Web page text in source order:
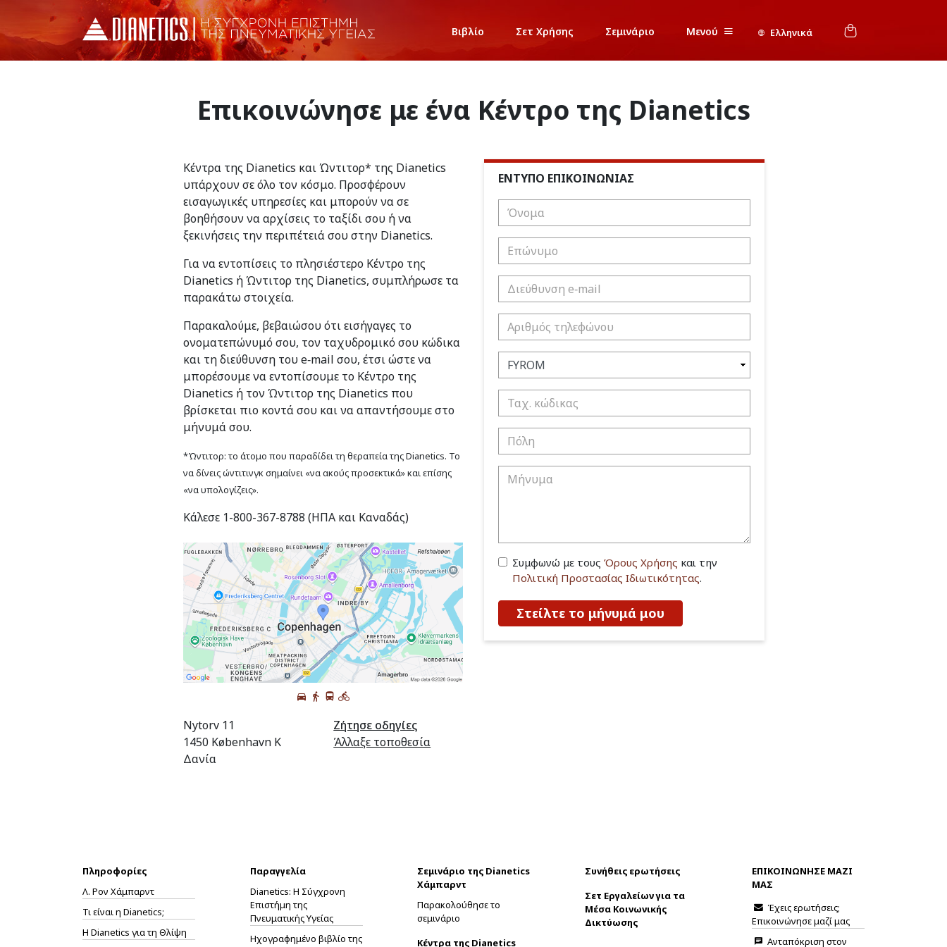
Βιβλίο Σετ Χρήσης Σεμινάριο Μενού Ελληνικά
Επικοινώνησε με ένα Κέντρο της Dianetics
Κέντρα της Dianetics και Ώντιτορ* της Dianetics
υπάρχουν σε όλο τον κόσμο. Προσφέρουν
εισαγωγικές υπηρεσίες και μπορούν να σε
βοηθήσουν να αρχίσεις το ταξίδι σου ή να
ξεκινήσεις την περιπέτειά σου στην Dianetics.
Για να εντοπίσεις το πλησιέστερο Κέντρο της
Dianetics ή Ώντιτορ της Dianetics, συμπλήρωσε τα
παρακάτω στοιχεία.
Παρακαλούμε, βεβαιώσου ότι εισήγαγες το
ονοματεπώνυμό σου, τον ταχυδρομικό σου κώδικα
και τη διεύθυνση του e‑mail σου, έτσι ώστε να
μπορέσουμε να εντοπίσουμε το Κέντρο της
Dianetics ή τον Ώντιτορ της Dianetics που
βρίσκεται πιο κοντά σου και να απαντήσουμε στο
μήνυμά σου.
*Ώντιτορ: το άτομο που παραδίδει τη θεραπεία της Dianetics. Το
να δίνεις ώντιτινγκ σημαίνει «να ακούς προσεκτικά» και επίσης
«να υπολογίζεις».
Κάλεσε 1-800-367-8788 (ΗΠΑ και Καναδάς)
Nytorv 11
1450 København K
Δανία
Ζήτησε οδηγίες
Άλλαξε τοποθεσία
ΕΝΤΥΠΟ ΕΠΙΚΟΙΝΩΝΙΑΣ
Συμφωνώ με τους Όρους Χρήσης και την
Πολιτική Προστασίας Ιδιωτικότητας.
Στείλτε το μήνυμά μου
Πληροφορίες
Λ. Ρον Χάμπαρντ
Τι είναι η Dianetics;
Η Dianetics για τη Θλίψη
Παραγγελία
Dianetics: Η Σύγχρονη
Επιστήμη της
Πνευματικής Υγείας
Ηχογραφημένο βιβλίο της
Σεμινάριο της Dianetics
Χάμπαρντ
Παρακολούθησε το
σεμινάριο
Κέντρα της Dianetics
Συνήθεις ερωτήσεις
Σετ Εργαλείων για τα
Μέσα Κοινωνικής
Δικτύωσης
ΕΠΙΚΟΙΝΩΝΗΣΕ ΜΑΖΙ
ΜΑΣ
Έχεις ερωτήσεις;
Επικοινώνησε μαζί μας
Ανταπόκριση στον